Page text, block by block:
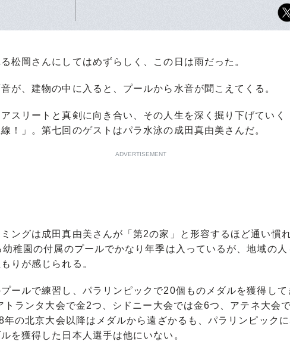
松岡さんにしてはめずらしく、この日は雨だった。
が、建物の中に入ると、プールから水音が聞こえてくる。
スリートと真剣に向き合い、その人生を深く掘り下げていく
！」。第七回のゲストはパラ水泳の成田真由美さんだ。
ADVERTISEMENT
ングは成田真由美さんが「第2の家」と形容するほど通い慣
稚園の付属のプールでかなり年季は入っているが、地域の人
りが感じられる。
ールで練習し、パラリンピックで20個ものメダルを獲得して
トランタ大会で金2つ、シドニー大会では金6つ、アテネ大会
の北京大会以降はメダルから遠ざかるも、パラリンピックに
を獲得した日本人選手は他にいない。